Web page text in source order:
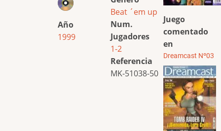
Año
1999
Beat ´em up
Num.
Jugadores
1-2
Referencia
MK-51038-50
Juego
comentado
en
Dreamcast Nº03